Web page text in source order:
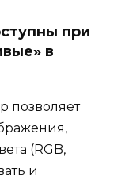
при
в
позволяет
(RGB,
и